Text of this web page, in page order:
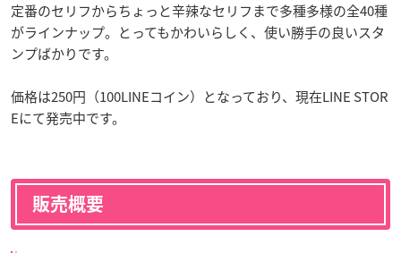
定番のセリフからちょっと辛辣なセリフまで多種多様の全40種
がラインナップ。とってもかわいらしく、使い勝手の良いスタ
ンプばかりです。
価格は250円（100LINEコイン）となっており、現在LINE STOR
Eにて発売中です。
販売概要